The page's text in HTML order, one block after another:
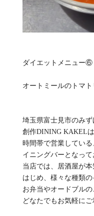
ダイエットメニュー⑥
オートミールのトマ
埼玉県富士見市のみ
創作DINING KAKEL
時間帯で営業してい
イニングバーとなって
当店では、居酒屋が
はじめ、様々な種類の
お弁当やオードブルの
どなたでもお気軽にご